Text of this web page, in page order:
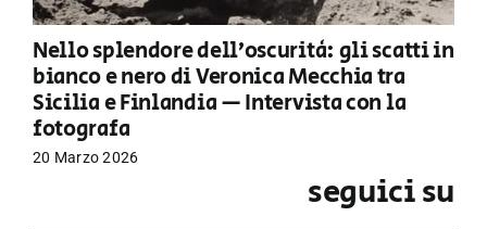
Nello splendore dell’oscurità: gli scatti in
bianco e nero di Veronica Mecchia tra
Sicilia e Finlandia — Intervista con la
fotografa
20 Marzo 2026
seguici su